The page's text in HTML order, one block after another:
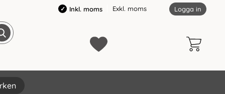
Inkl. moms Exkl. moms Logga in